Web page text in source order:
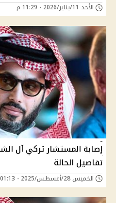
الأحد 11/يناير/2026 - 11:29 م
إصابة المستشار تركي آل
تفاصيل الحالة
الخميس 28/أغسطس/2025 - 01:13 ص